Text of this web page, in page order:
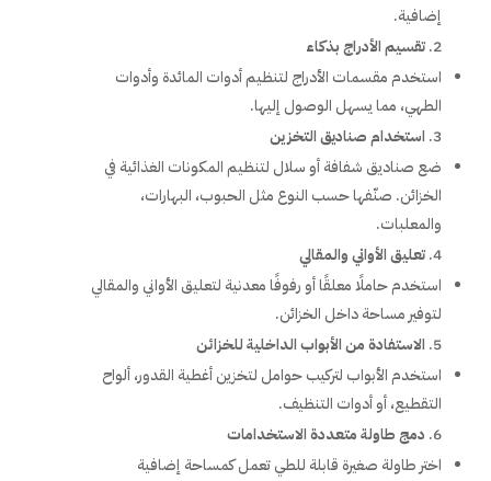
إضافية.
تقسيم الأدراج بذكاء
استخدم مقسمات الأدراج لتنظيم أدوات المائدة وأدوات
الطهي، مما يسهل الوصول إليها.
استخدام صناديق التخزين
ضع صناديق شفافة أو سلال لتنظيم المكونات الغذائية في
الخزائن. صنّفها حسب النوع مثل الحبوب، البهارات،
والمعلبات.
تعليق الأواني والمقالي
استخدم حاملًا معلقًا أو رفوفًا معدنية لتعليق الأواني والمقالي
لتوفير مساحة داخل الخزائن.
الاستفادة من الأبواب الداخلية للخزائن
استخدم الأبواب لتركيب حوامل لتخزين أغطية القدور، ألواح
التقطيع، أو أدوات التنظيف.
دمج طاولة متعددة الاستخدامات
اختر طاولة صغيرة قابلة للطي تعمل كمساحة إضافية